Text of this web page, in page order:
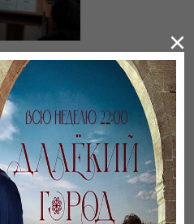
фирма директоры
×